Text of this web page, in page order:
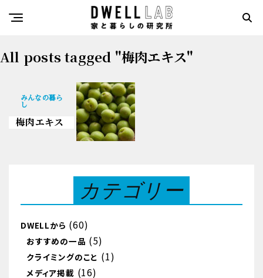
All posts tagged "梅肉エキス"
みんなの暮ら
し
梅肉エキス
カテゴリー
DWELLから (60)
おすすめの一品 (5)
クライミングのこと (1)
メディア掲載 (16)